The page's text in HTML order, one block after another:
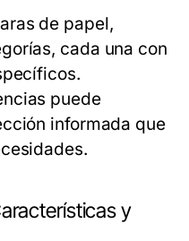
de papel,
cada una con
puede
informada que
y